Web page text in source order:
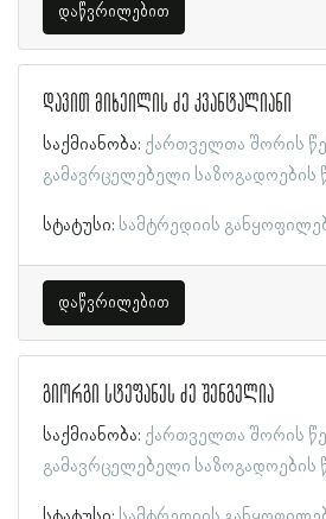
დაწვრილებით
დავით მიხეილის ძე კვანტალიანი
საქმიანობა: ქართველთა შორის
გამავრცელებელი საზოგადოების
სტატუსი: სამტრედიის
დაწვრილებით
გიორგი სტეფანეს ძე შენგელია
საქმიანობა: ქართველთა შორის
გამავრცელებელი საზოგადოების